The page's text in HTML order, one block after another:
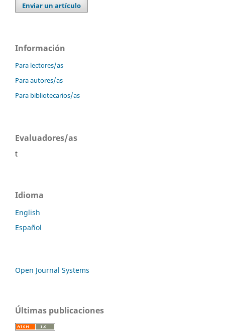
Enviar un artículo
Información
Para lectores/as
Para autores/as
Para bibliotecarios/as
Evaluadores/as
t
Idioma
English
Español
Open Journal Systems
Últimas publicaciones